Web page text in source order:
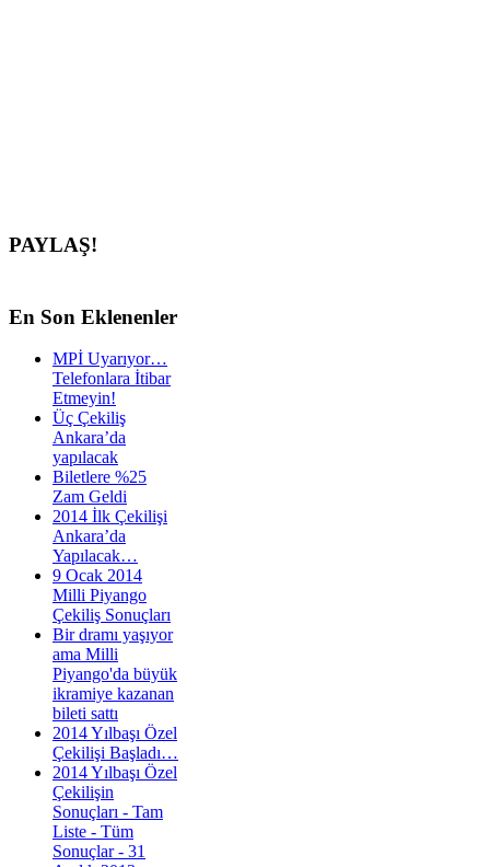
PAYLAŞ!
En Son Eklenenler
MPİ Uyarıyor…
Telefonlara İtibar
Etmeyin!
Üç Çekiliş
Ankara’da
yapılacak
Biletlere %25
Zam Geldi
2014 İlk Çekilişi
Ankara’da
Yapılacak…
9 Ocak 2014
Milli Piyango
Çekiliş Sonuçları
Bir dramı yaşıyor
ama Milli
Piyango'da büyük
ikramiye kazanan
bileti sattı
2014 Yılbaşı Özel
Çekilişi Başladı…
2014 Yılbaşı Özel
Çekilişin
Sonuçları - Tam
Liste - Tüm
Sonuçlar - 31